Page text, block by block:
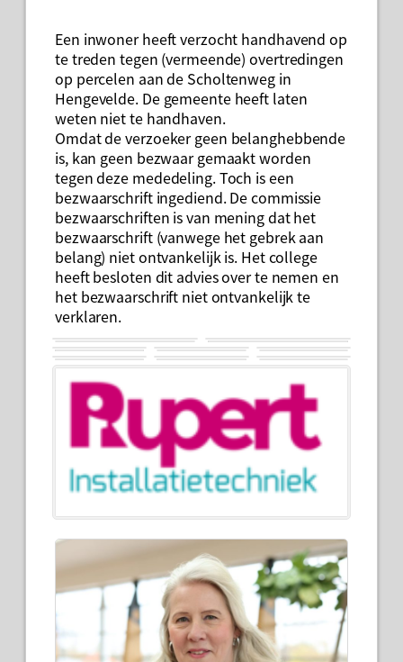
Een inwoner heeft verzocht handhavend op
te treden tegen (vermeende) overtredingen
op percelen aan de Scholtenweg in
Hengevelde. De gemeente heeft laten
weten niet te handhaven.
Omdat de verzoeker geen belanghebbende
is, kan geen bezwaar gemaakt worden
tegen deze mededeling. Toch is een
bezwaarschrift ingediend. De commissie
bezwaarschriften is van mening dat het
bezwaarschrift (vanwege het gebrek aan
belang) niet ontvankelijk is. Het college
heeft besloten dit advies over te nemen en
het bezwaarschrift niet ontvankelijk te
verklaren.